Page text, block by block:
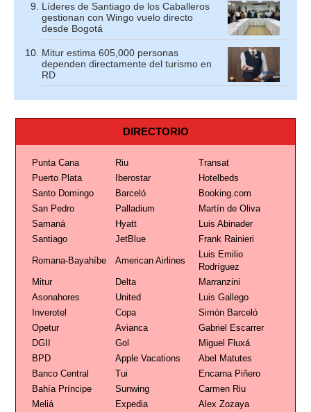
Líderes de Santiago de los Caballeros
gestionan con Wingo vuelo directo
desde Bogotá
Mitur estima 605,000 personas
dependen directamente del turismo en
RD
DIRECTORIO
Punta Cana Riu
Transat
Puerto Plata
Iberostar
Hotelbeds
Santo Domingo
Barceló
Booking.com
San Pedro
Palladium
Martín de Oliva
Samaná
Hyatt
Luis Abinader
Santiago
JetBlue Frank Rainieri
Romana-Bayahíbe American Airlines
Luis Emilio
Rodríguez
Mitur
Delta
Marranzini
Asonahores
United
Luis Gallego
Inverotel
Copa
Simón Barceló
Opetur
Avianca
Gabriel Escarrer
DGII
Gol
Miguel Fluxá
BPD
Apple Vacations
Abel Matutes
Banco Central
Tui
Encarna Piñero
Bahía Príncipe
Sunwing
Carmen Riu
Meliá
Expedia Alex Zozaya